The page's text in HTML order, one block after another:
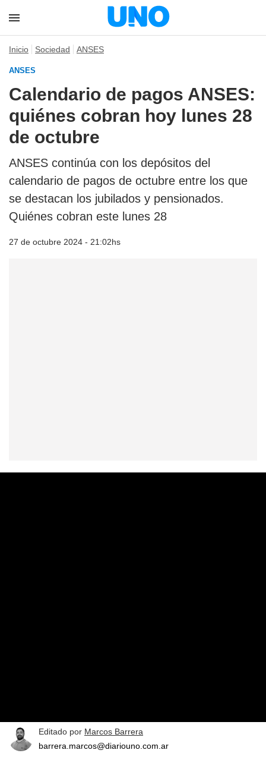
Inicio Sociedad ANSES
ANSES
Calendario de pagos ANSES:
quiénes cobran hoy lunes 28
de octubre
ANSES continúa con los depósitos del
calendario de pagos de octubre entre los que
se destacan los jubilados y pensionados.
Quiénes cobran este lunes 28
27 de octubre 2024 - 21:02hs
Editado por Marcos Barrera
barrera.marcos@diariouno.com.ar